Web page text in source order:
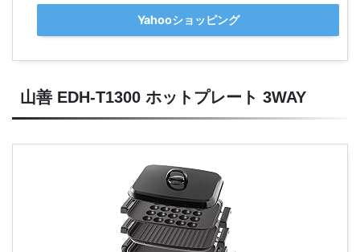
Yahooショッピング
山善 EDH-T1300 ホットプレート 3WAY